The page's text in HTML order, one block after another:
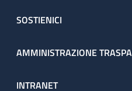
SOSTIENICI
AMMINISTRAZIONE
INTRANET